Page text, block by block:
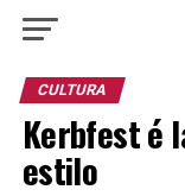
CULTURA
Kerbfest é
estilo